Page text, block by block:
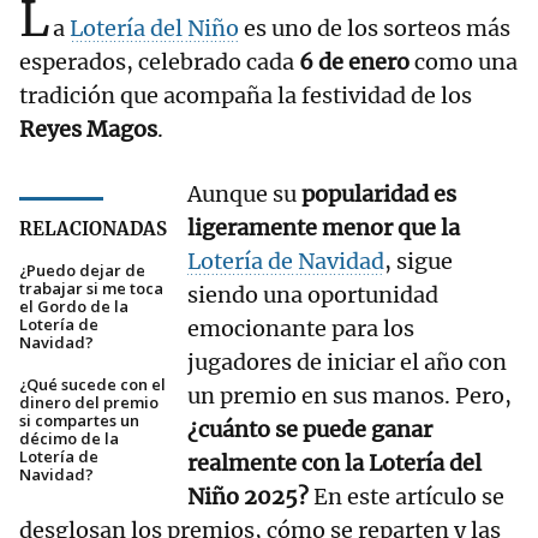
LaLotería del Niño es uno de los sorteos más
esperados, celebrado cada 6 de enerocomo una
tradición que acompaña la festividad de los
Reyes Magos.
RELACIONADAS
¿Puedo dejar de
trabajar si me toca
el Gordo de la
Lotería de
Navidad?
¿Qué sucede con el
dinero del premio
si compartes un
décimo de la
Lotería de
Navidad?
Aunque supopularidad es
ligeramente menor que la
Lotería de Navidad, sigue
siendo una oportunidad
emocionante para los
jugadores de iniciar el año con
un premio en sus manos. Pero,
¿cuánto se puede ganar
realmente con la Lotería del
Niño 2025?En este artículo se
desglosan los premios, cómo se reparten y las